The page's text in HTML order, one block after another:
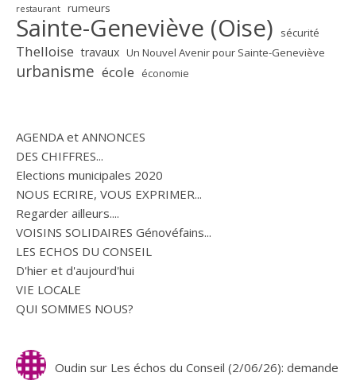
restaurant rumeurs
Sainte-Geneviève (Oise) sécurité
Thelloise travaux Un Nouvel Avenir pour Sainte-Geneviève
urbanisme école économie
AGENDA et ANNONCES
DES CHIFFRES...
Elections municipales 2020
NOUS ECRIRE, VOUS EXPRIMER...
Regarder ailleurs....
VOISINS SOLIDAIRES Génovéfains...
LES ECHOS DU CONSEIL
D'hier et d'aujourd'hui
VIE LOCALE
QUI SOMMES NOUS?
Oudin sur Les échos du Conseil (2/06/26): demande